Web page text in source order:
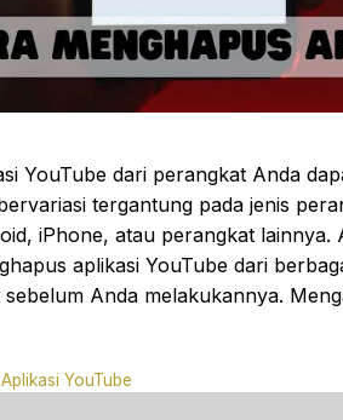
YouTube dari perangkat Anda
tergantung pada jenis
iPhone, atau perangkat
aplikasi YouTube dari
Anda melakukannya.
YouTube